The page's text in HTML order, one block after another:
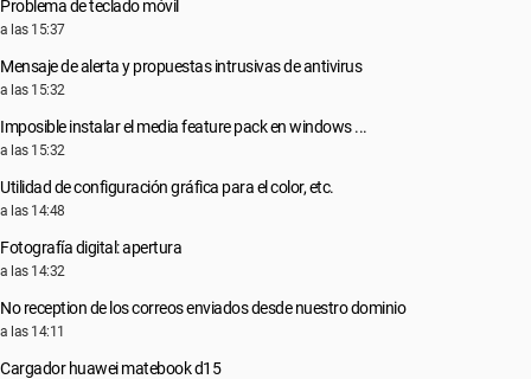
Problema de teclado móvil
a las 15:37
Mensaje de alerta y propuestas intrusivas de antivirus
a las 15:32
Imposible instalar el media feature pack en windows ...
a las 15:32
Utilidad de configuración gráfica para el color, etc.
a las 14:48
Fotografía digital: apertura
a las 14:32
No reception de los correos enviados desde nuestro dominio
a las 14:11
Cargador huawei matebook d15